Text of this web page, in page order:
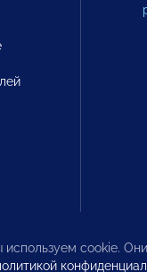
используем cookie.